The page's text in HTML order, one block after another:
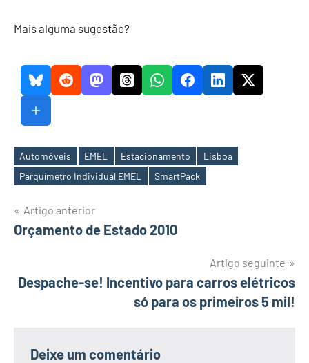
Mais alguma sugestão?
Etiquetas
Automóveis EMEL Estacionamento
Lisboa
Parquímetro Individual EMEL
SmartPack
Navegação
de
Artigo anterior
Orçamento de Estado 2010
Artigo seguinte
Despache-se! Incentivo para carros elétricos
só para os primeiros 5 mil!
Deixe um comentário